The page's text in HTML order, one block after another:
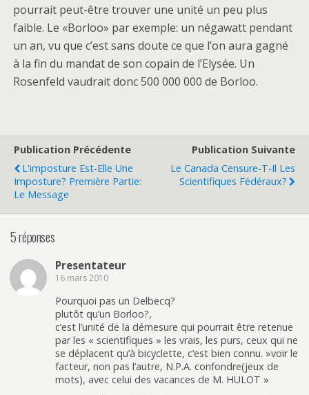
pourrait peut-être trouver une unité un peu plus
faible. Le «Borloo» par exemple: un négawatt pendant
un an, vu que c’est sans doute ce que l’on aura gagné
à la fin du mandat de son copain de l’Elysée. Un
Rosenfeld vaudrait donc 500 000 000 de Borloo.
Publication Précédente
L'imposture Est-Elle Une
Imposture? Première Partie:
Le Message
Publication Suivante
Le Canada Censure-T-Il Les
Scientifiques Fédéraux?
5 réponses
Presentateur
16 mars 2010
Pourquoi pas un Delbecq?
plutôt qu’un Borloo?,
c’est l’unité de la démesure qui pourrait être retenue
par les « scientifiques » les vrais, les purs, ceux qui ne
se déplacent qu’à bicyclette, c’est bien connu. »voir le
facteur, non pas l’autre, N.P.A. confondre(jeux de
mots), avec celui des vacances de M. HULOT »